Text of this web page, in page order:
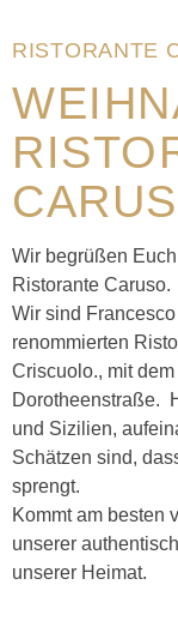
RISTORANTE
Wir begrüßen
Ristorante Caruso.
Wir sind
renommierten
Criscuolo., mit
Dorotheenstraße.
und Sizilien,
Schätzen sind,
sprengt.
Kommt am besten
unserer
unserer Heimat.